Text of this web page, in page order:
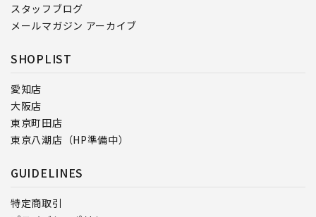
スタッフブログ
メールマガジン アーカイブ
SHOPLIST
愛知店
大阪店
東京町田店
東京八潮店（HP準備中）
GUIDELINES
特定商取引